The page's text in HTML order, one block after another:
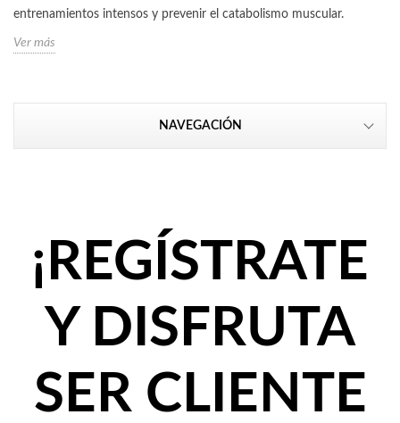
entrenamientos intensos y prevenir el catabolismo muscular.
Ver más
NAVEGACIÓN
¡REGÍSTRATE
Y DISFRUTA
SER CLIENTE